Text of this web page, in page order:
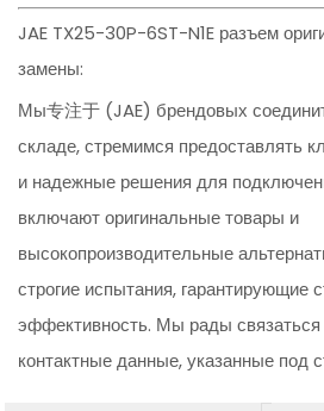
JAE TX25-30P-6ST-N1E разъем
замены:
Мы专注于 (JAE) брендовых
складе, стремимся предоставлять
и надежные решения для
включают оригинальные товары и
высокопроизводительные
строгие испытания, гарантирующие
эффективность. Мы рады связаться
контактные данные, указанные под